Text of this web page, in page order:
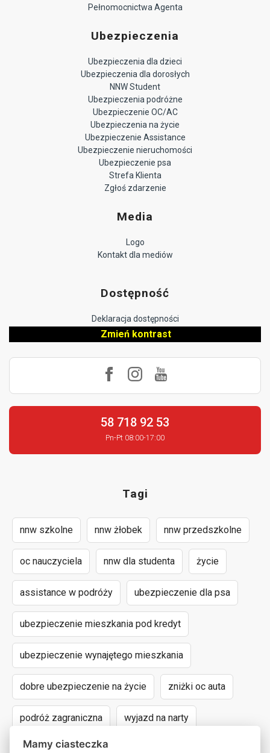
Pełnomocnictwa Agenta
Ubezpieczenia
Ubezpieczenia dla dzieci
Ubezpieczenia dla dorosłych
NNW Student
Ubezpieczenia podróżne
Ubezpieczenie OC/AC
Ubezpieczenia na życie
Ubezpieczenie Assistance
Ubezpieczenie nieruchomości
Ubezpieczenie psa
Strefa Klienta
Zgłoś zdarzenie
Media
Logo
Kontakt dla mediów
Dostępność
Deklaracja dostępności
Zmień kontrast
58 718 92 53
Pn-Pt 08:00-17:00
Tagi
nnw szkolne nnw żłobek nnw przedszkolne
oc nauczyciela nnw dla studenta życie
assistance w podróży ubezpieczenie dla psa
ubezpieczenie mieszkania pod kredyt
ubezpieczenie wynajętego mieszkania
dobre ubezpieczenie na życie zniżki oc auta
podróż zagraniczna wyjazd na narty
assistance dla aut powyżej 15 lat
Mamy ciasteczka